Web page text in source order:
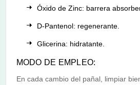
Óxido de Zinc: barrera
D-Pantenol: regenerante.
Glicerina: hidratante.
MODO DE EMPLEO:
En cada cambio del pañal, limpiar